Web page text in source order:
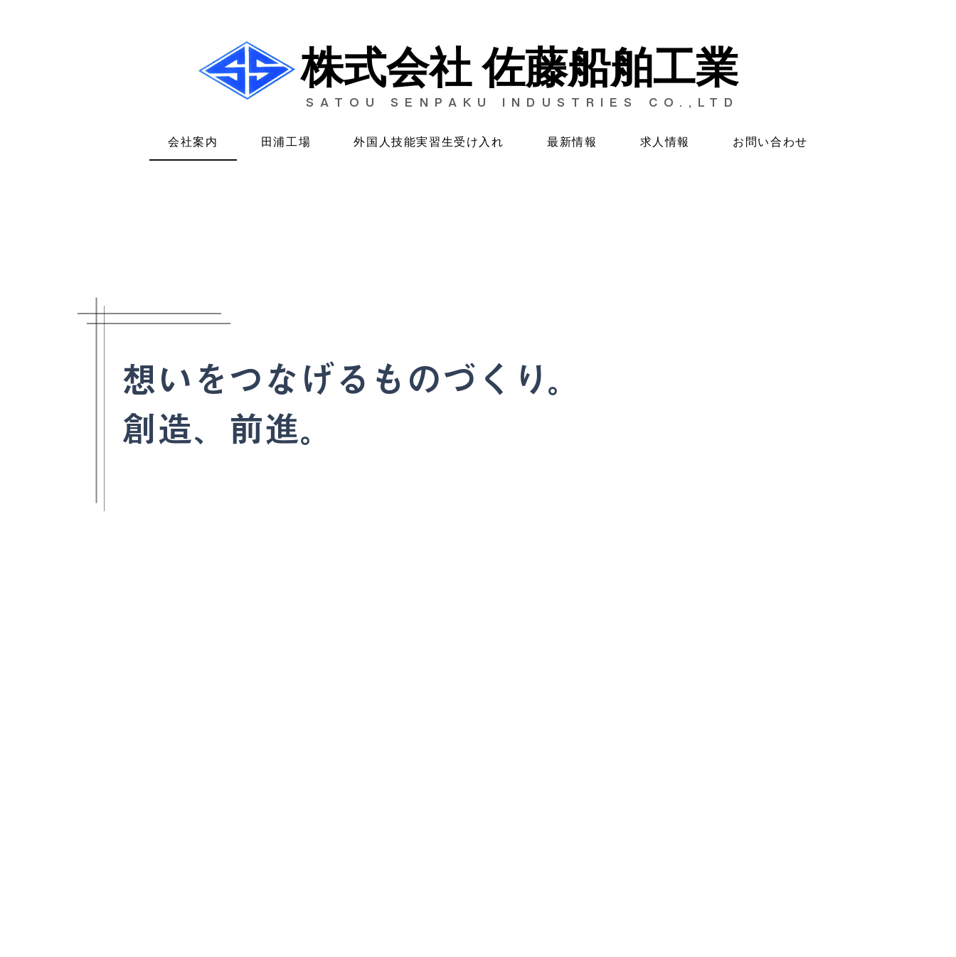
​株式会社 佐藤船舶工業
SATOU SENPAKU INDUSTRIES CO.,LTD
会社案内 田浦工場 外国人技能実習生受け入れ 最新情報 求人情報 お問い合わせ
想いをつなげるものづくり。
​創造、前進。